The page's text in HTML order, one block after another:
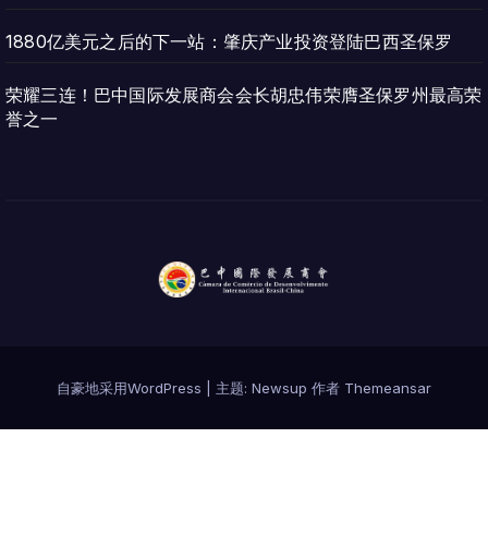
1880亿美元之后的下一站：肇庆产业投资登陆巴西圣保罗
荣耀三连！巴中国际发展商会会长胡忠伟荣膺圣保罗州最高荣
誉之一
自豪地采用WordPress 主题: Newsup 作者 Themeansar